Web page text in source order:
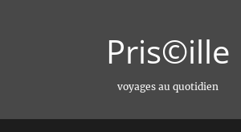
Pris©ille
voyages au quotidien